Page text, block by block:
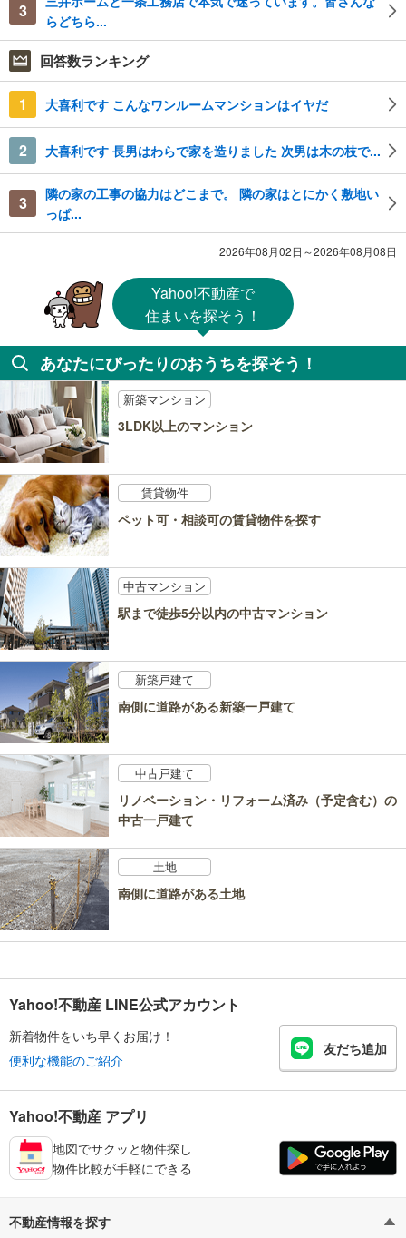
3
らどちら...
回答数ランキング
1 大喜利です こんなワンルームマンションはイヤだ
2 大喜利です 長男はわらで家を造りました 次男は木の枝で...
3
隣の家の工事の協力はどこまで。 隣の家はとにかく敷地い
っぱ...
2026年08月02日～2026年08月08日
Yahoo!不動産で
住まいを探そう！
あなたにぴったりのおうちを探そう！
新築マンション
3LDK以上のマンション
賃貸物件
ペット可・相談可の賃貸物件を探す
中古マンション
駅まで徒歩5分以内の中古マンション
新築戸建て
南側に道路がある新築一戸建て
中古戸建て
リノベーション・リフォーム済み（予定含む）の
中古一戸建て
土地
南側に道路がある土地
Yahoo!不動産 LINE公式アカウント
新着物件をいち早くお届け！
便利な機能のご紹介
友だち追加
Yahoo!不動産 アプリ
地図でサクッと物件探し
物件比較が手軽にできる
不動産情報を探す